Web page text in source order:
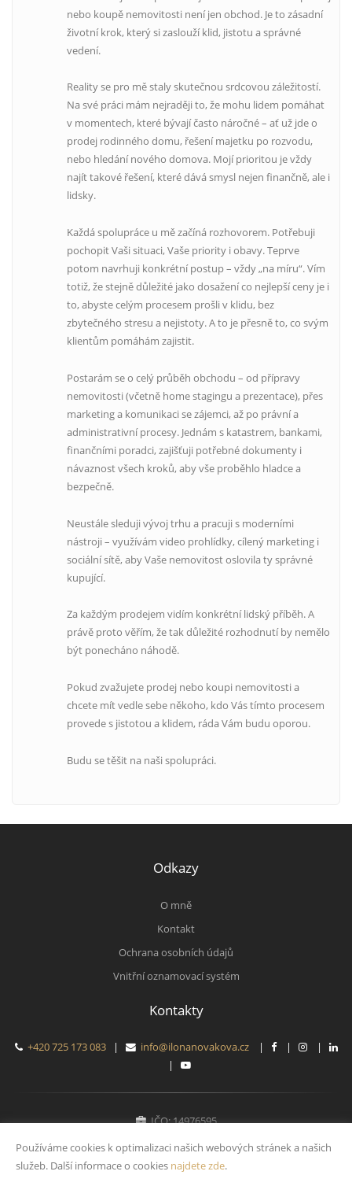
nebo koupě nemovitosti není jen obchod. Je to zásadní
životní krok, který si zaslouží klid, jistotu a správné
vedení.
Reality se pro mě staly skutečnou srdcovou záležitostí.
Na své práci mám nejraději to, že mohu lidem pomáhat
v momentech, které bývají často náročné – ať už jde o
prodej rodinného domu, řešení majetku po rozvodu,
nebo hledání nového domova. Mojí prioritou je vždy
najít takové řešení, které dává smysl nejen finančně, ale i
lidsky.
Každá spolupráce u mě začíná rozhovorem. Potřebuji
pochopit Vaši situaci, Vaše priority i obavy. Teprve
potom navrhuji konkrétní postup – vždy „na míru“. Vím
totiž, že stejně důležité jako dosažení co nejlepší ceny je i
to, abyste celým procesem prošli v klidu, bez
zbytečného stresu a nejistoty. A to je přesně to, co svým
klientům pomáhám zajistit.
Postarám se o celý průběh obchodu – od přípravy
nemovitosti (včetně home stagingu a prezentace), přes
marketing a komunikaci se zájemci, až po právní a
administrativní procesy. Jednám s katastrem, bankami,
finančními poradci, zajišťuji potřebné dokumenty i
návaznost všech kroků, aby vše proběhlo hladce a
bezpečně.
Neustále sleduji vývoj trhu a pracuji s moderními
nástroji – využívám video prohlídky, cílený marketing i
sociální sítě, aby Vaše nemovitost oslovila ty správné
kupující.
Za každým prodejem vidím konkrétní lidský příběh. A
právě proto věřím, že tak důležité rozhodnutí by nemělo
být ponecháno náhodě.
Pokud zvažujete prodej nebo koupi nemovitosti a
chcete mít vedle sebe někoho, kdo Vás tímto procesem
provede s jistotou a klidem, ráda Vám budu oporou.
Budu se těšit na naši spolupráci.
Odkazy
O mně
Kontakt
Ochrana osobních údajů
Vnitřní oznamovací systém
Kontakty
+420 725 173 083| info@ilonanovakova.cz| |
|
|
IČO: 14976595
Používáme cookies k optimalizaci našich webových stránek a našich
služeb. Další informace o cookies najdete zde.